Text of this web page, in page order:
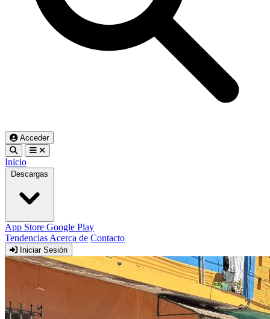
Acceder
Inicio
Descargas
App Store Google Play
Tendencias Acerca de Contacto
Iniciar Sesión